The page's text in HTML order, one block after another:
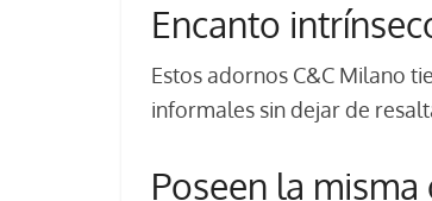
Encanto
Estos adornos C&C Milano
informales sin dejar de
Poseen la